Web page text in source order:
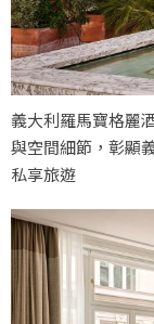
義大利羅馬寶格麗
與空間細節，彰顯
私享旅遊